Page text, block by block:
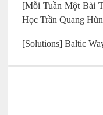
[Mỗi Tuần Một Bài
Học Trần Quang
[Solutions] Baltic